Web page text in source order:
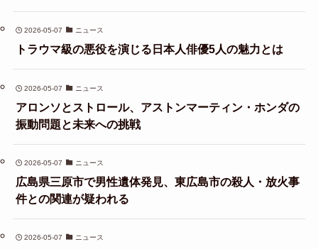
2026-05-07 ニュース
トラウマ級の悪役を演じる日本人俳優5人の魅力とは
2026-05-07 ニュース
アロンソとストロール、アストンマーティン・ホンダの
振動問題と未来への挑戦
2026-05-07 ニュース
広島県三原市で男性遺体発見、東広島市の殺人・放火事
件との関連が疑われる
2026-05-07 ニュース